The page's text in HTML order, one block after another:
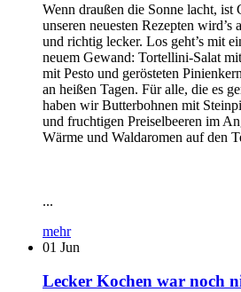
Wenn draußen die Sonne lacht, ist
unseren neuesten Rezepten
und richtig lecker. Los geht’s mit
neuem Gewand: Tortellini-Salat
mit Pesto und gerösteten
an heißen Tagen. Für alle, die es
haben wir Butterbohnen mit
und fruchtigen Preiselbeeren im
Wärme und Waldaromen auf den
...
mehr
01 Jun
Lecker Kochen war noch